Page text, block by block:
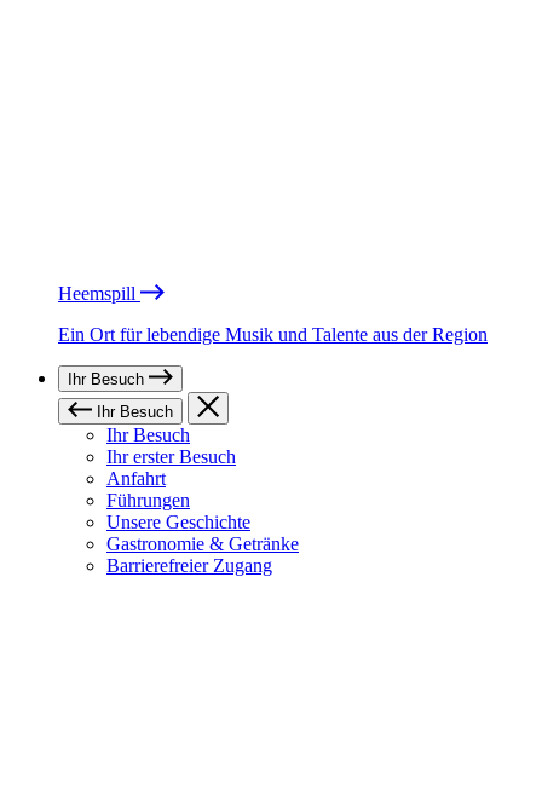
Heemspill
Ein Ort für lebendige Musik und Talente aus der Region
Ihr Besuch
Ihr Besuch
Ihr Besuch
Ihr erster Besuch
Anfahrt
Führungen
Unsere Geschichte
Gastronomie & Getränke
Barrierefreier Zugang